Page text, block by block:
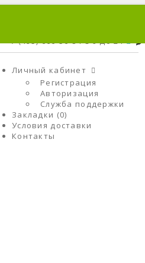
+7 (495) 666-56-84C 9 До 21
Личный кабинет
Регистрация
Авторизация
Служба поддержки
Закладки (0)
Условия доставки
Контакты